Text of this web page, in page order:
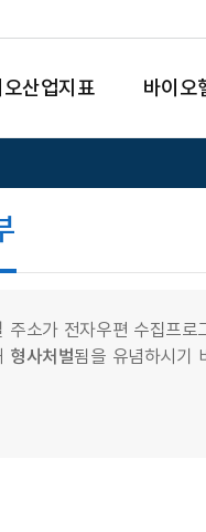
산업지표 바이오
주소가 전자우편 수집프
형사처벌됨을 유념하시기